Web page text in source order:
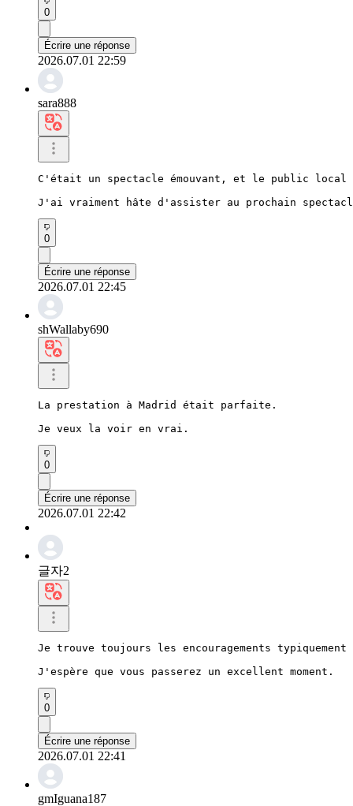
0
Écrire une réponse
2026.07.01 22:59
sara888
C'était un spectacle émouvant, et le public
J'ai vraiment hâte d'assister au prochain
0
Écrire une réponse
2026.07.01 22:45
shWallaby690
La prestation à Madrid était parfaite.
Je veux la voir en vrai.
0
Écrire une réponse
2026.07.01 22:42
글자2
Je trouve toujours les encouragements
J'espère que vous passerez un excellent moment.
0
Écrire une réponse
2026.07.01 22:41
gmIguana187